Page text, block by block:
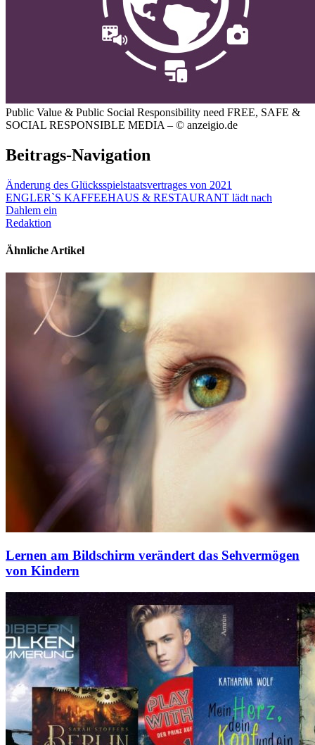
Public Value & Public Social Responsibility need FREE, SAFE &
SOCIAL RESPONSIBLE MEDIA – © anzeigio.de
Beitrags-Navigation
Änderung des Glücksspielstaatsvertrages von 2021
ENGLER`S KAFFEEHAUS & RESTAURANT lädt nach
Dahlem ein
Redaktion
Ähnliche Artikel
Lernen am Bildschirm verändert das Sehvermögen
von Kindern